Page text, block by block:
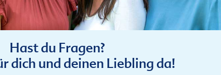
Hast du Fragen?
dich und deinen Liebling da!